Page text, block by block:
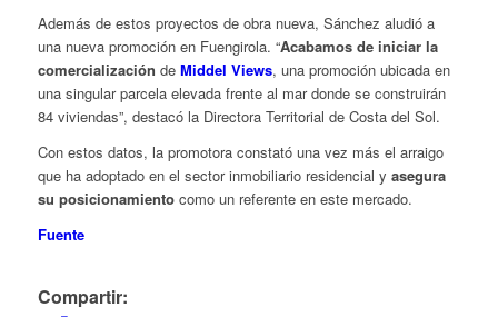
Además de estos proyectos de obra nueva, Sánchez aludió a
una nueva promoción en Fuengirola. “Acabamos de iniciar la
comercialización de Middel Views, una promoción ubicada en
una singular parcela elevada frente al mar donde se construirán
84 viviendas”, destacó la Directora Territorial de Costa del Sol.
Con estos datos, la promotora constató una vez más el arraigo
que ha adoptado en el sector inmobiliario residencial y asegura
su posicionamientocomo un referente en este mercado.
Fuente
Compartir: